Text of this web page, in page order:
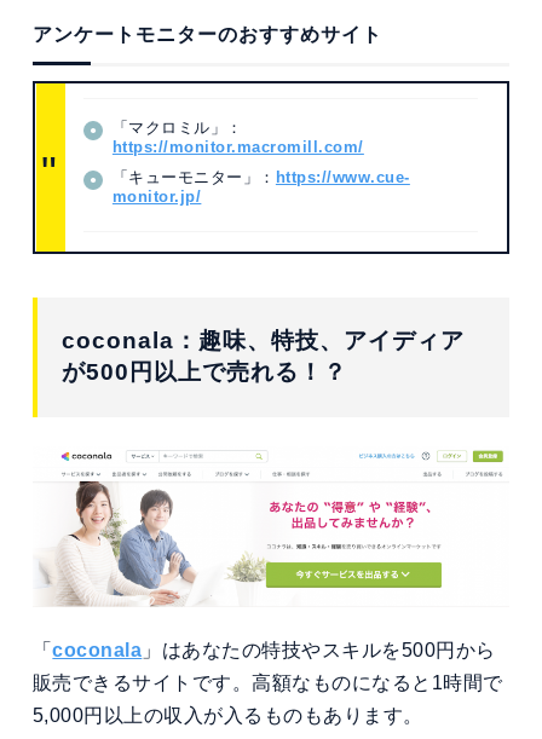
アンケートモニターのおすすめサイト
「マクロミル」：
https://monitor.macromill.com/
「キューモニター」： https://www.cue-
monitor.jp/
coconala：趣味、特技、アイディア
が500円以上で売れる！？
「coconala 」はあなたの特技やスキルを500円から
販売できるサイトです。高額なものになると1時間で
5,000円以上の収入が入るものもあります。